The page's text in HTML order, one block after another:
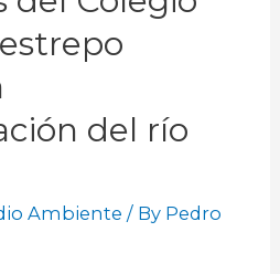
del río
Ambiente / By Pedro